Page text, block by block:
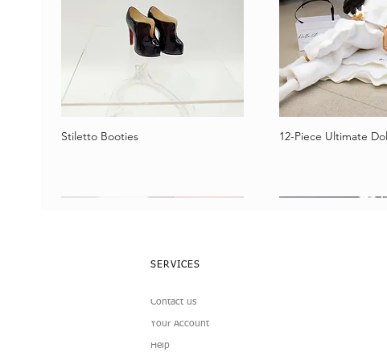
Vista rápida
Stiletto Booties Vista
12-Piece Ultimate
SERVICES
Contact us
Your Account
Help